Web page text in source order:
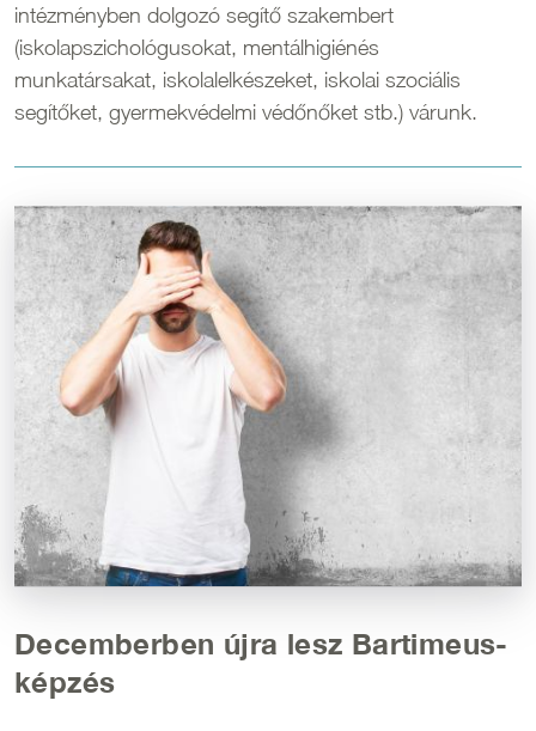
intézményben dolgozó segítő szakembert
(iskolapszichológusokat, mentálhigiénés
munkatársakat, iskolalelkészeket, iskolai szociális
segítőket, gyermekvédelmi védőnőket stb.) várunk.
Kép
Decemberben újra lesz Bartimeus-
képzés